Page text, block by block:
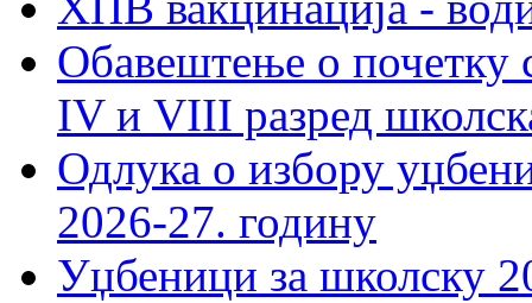
Обавештење о почетку
IV и VIII разред
Одлука о избору
2026-27. годину
Уџбеници за школску